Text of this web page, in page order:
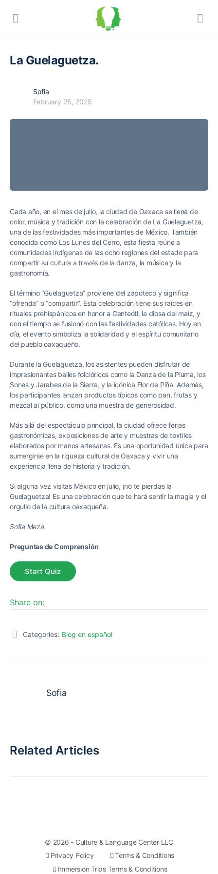
La Guelaguetza.
Sofia
February 25, 2025
Cada año, en el mes de julio, la ciudad de Oaxaca se llena de
color, música y tradición con la celebración de La Guelaguetza,
una de las festividades más importantes de México. También
conocida como Los Lunes del Cerro, esta fiesta reúne a
comunidades indígenas de las ocho regiones del estado para
compartir su cultura a través de la danza, la música y la
gastronomía.
El término “Guelaguetza” proviene del zapoteco y significa
“ofrenda” o “compartir”. Esta celebración tiene sus raíces en
rituales prehispánicos en honor a Centeótl, la diosa del maíz, y
con el tiempo se fusionó con las festividades católicas. Hoy en
día, el evento simboliza la solidaridad y el espíritu comunitario
del pueblo oaxaqueño.
Durante la Guelaguetza, los asistentes pueden disfrutar de
impresionantes bailes folclóricos como la Danza de la Pluma, los
Sones y Jarabes de la Sierra, y la icónica Flor de Piña. Además,
los participantes lanzan productos típicos como pan, frutas y
mezcal al público, como una muestra de generosidad.
Más allá del espectáculo principal, la ciudad ofrece ferias
gastronómicas, exposiciones de arte y muestras de textiles
elaborados por manos artesanas. Es una oportunidad única para
sumergirse en la riqueza cultural de Oaxaca y vivir una
experiencia llena de historia y tradición.
Si alguna vez visitas México en julio, ¡no te pierdas la
Guelaguetza! Es una celebración que te hará sentir la magia y el
orgullo de la cultura oaxaqueña.
Sofía Meza.
Preguntas de Comprensión
Share on:
Categories: Blog en español
Sofia
Related Articles
© 2026 - Culture & Language Center LLC
Privacy Policy
Terms & Conditions
Immersion Trips Terms & Conditions